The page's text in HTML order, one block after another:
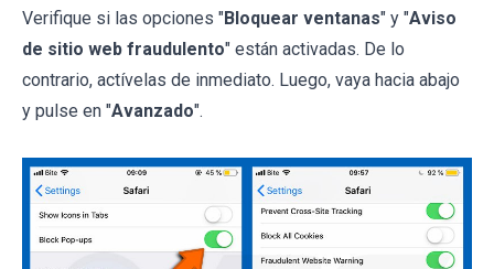
Verifique si las opciones "Bloquear ventanas" y "Aviso
de sitio web fraudulento" están activadas. De lo
contrario, actívelas de inmediato. Luego, vaya hacia abajo
y pulse en "Avanzado".